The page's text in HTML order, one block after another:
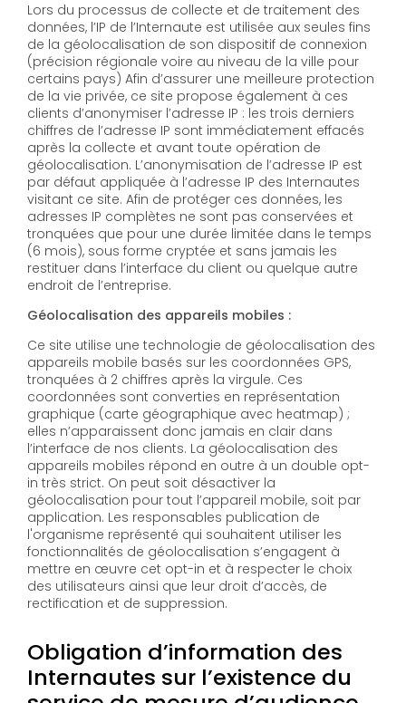
Lors du processus de collecte et de traitement des
données, l’IP de l’Internaute est utilisée aux seules fins
de la géolocalisation de son dispositif de connexion
(précision régionale voire au niveau de la ville pour
certains pays) Afin d’assurer une meilleure protection
de la vie privée, ce site propose également à ces
clients d’anonymiser l’adresse IP : les trois derniers
chiffres de l’adresse IP sont immédiatement effacés
après la collecte et avant toute opération de
géolocalisation. L’anonymisation de l’adresse IP est
par défaut appliquée à l’adresse IP des Internautes
visitant ce site. Afin de protéger ces données, les
adresses IP complètes ne sont pas conservées et
tronquées que pour une durée limitée dans le temps
(6 mois), sous forme cryptée et sans jamais les
restituer dans l’interface du client ou quelque autre
endroit de l’entreprise.
Géolocalisation des appareils mobiles :
Ce site utilise une technologie de géolocalisation des
appareils mobile basés sur les coordonnées GPS,
tronquées à 2 chiffres après la virgule. Ces
coordonnées sont converties en représentation
graphique (carte géographique avec heatmap) ;
elles n’apparaissent donc jamais en clair dans
l’interface de nos clients. La géolocalisation des
appareils mobiles répond en outre à un double opt-
in très strict. On peut soit désactiver la
géolocalisation pour tout l’appareil mobile, soit par
application. Les responsables publication de
l'organisme représenté qui souhaitent utiliser les
fonctionnalités de géolocalisation s’engagent à
mettre en œuvre cet opt-in et à respecter le choix
des utilisateurs ainsi que leur droit d’accès, de
rectification et de suppression.
Obligation d’information des
Internautes sur l’existence du